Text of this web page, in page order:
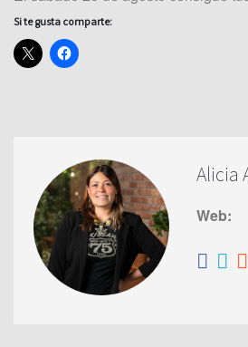
Si te gusta comparte:
Alicia
Web: